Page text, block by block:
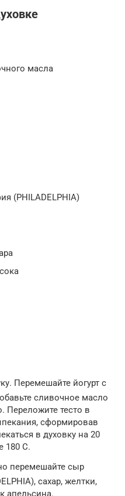
масла
(PHILADELPHIA)
Перемешайте йогурт с
сливочное масло
Переложите тесто в
сформировав
в духовку на 20
180 С.
перемешайте сыр
сахар, желтки,
апельсина.